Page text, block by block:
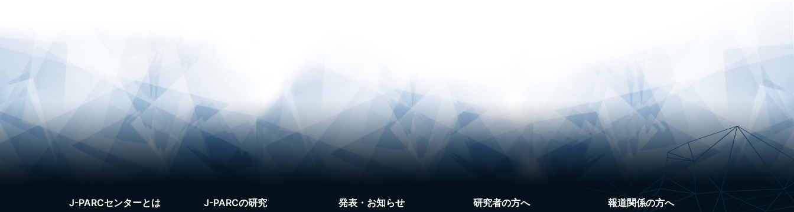
J-PARCセンターとは
J-PARCの研究
発表・お知らせ
研究者の方へ
報道関係の方へ